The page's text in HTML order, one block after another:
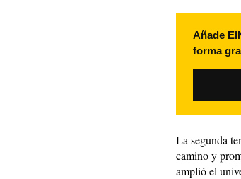
Añade
forma
La segunda
camino y
amplió el